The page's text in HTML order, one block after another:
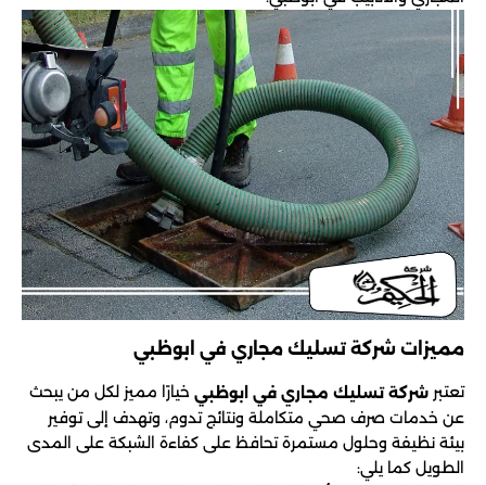
مميزات شركة تسليك مجاري في ابوظبي
تعتبر شركة تسليك مجاري في ابوظبي خيارًا مميز لكل من يبحث
عن خدمات صرف صحي متكاملة ونتائج تدوم، وتهدف إلى توفير
بيئة نظيفة وحلول مستمرة تحافظ على كفاءة الشبكة على المدى
الطويل كما يلي: